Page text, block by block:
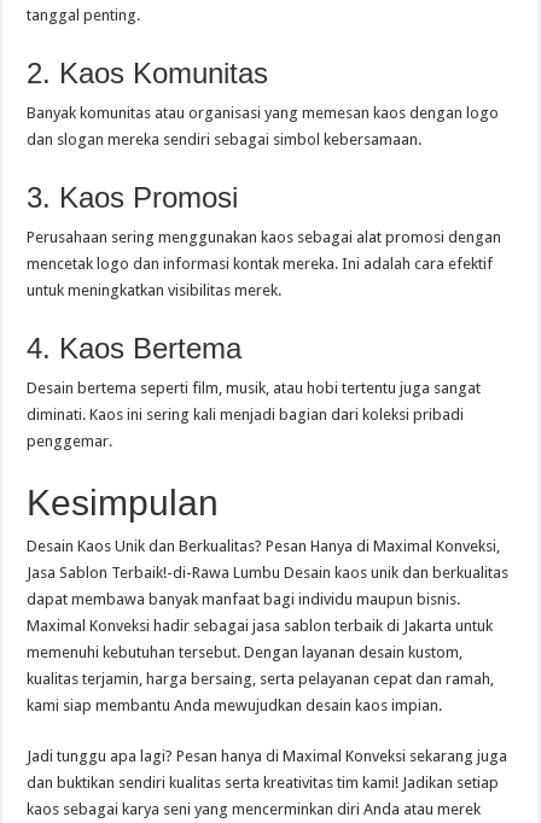
tanggal penting.
2. Kaos Komunitas
Banyak komunitas atau organisasi yang memesan kaos dengan logo
dan slogan mereka sendiri sebagai simbol kebersamaan.
3. Kaos Promosi
Perusahaan sering menggunakan kaos sebagai alat promosi dengan
mencetak logo dan informasi kontak mereka. Ini adalah cara efektif
untuk meningkatkan visibilitas merek.
4. Kaos Bertema
Desain bertema seperti film, musik, atau hobi tertentu juga sangat
diminati. Kaos ini sering kali menjadi bagian dari koleksi pribadi
penggemar.
Kesimpulan
Desain Kaos Unik dan Berkualitas? Pesan Hanya di Maximal Konveksi,
Jasa Sablon Terbaik!-di-Rawa Lumbu Desain kaos unik dan berkualitas
dapat membawa banyak manfaat bagi individu maupun bisnis.
Maximal Konveksi hadir sebagai jasa sablon terbaik di Jakarta untuk
memenuhi kebutuhan tersebut. Dengan layanan desain kustom,
kualitas terjamin, harga bersaing, serta pelayanan cepat dan ramah,
kami siap membantu Anda mewujudkan desain kaos impian.
Jadi tunggu apa lagi? Pesan hanya di Maximal Konveksi sekarang juga
dan buktikan sendiri kualitas serta kreativitas tim kami! Jadikan setiap
kaos sebagai karya seni yang mencerminkan diri Anda atau merek